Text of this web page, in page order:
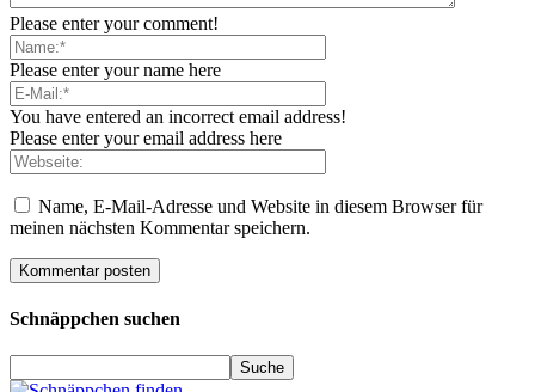
Please enter your comment!
Please enter your name here
You have entered an incorrect email address!
Please enter your email address here
Name, E-Mail-Adresse und Website in diesem Browser für
meinen nächsten Kommentar speichern.
Schnäppchen suchen